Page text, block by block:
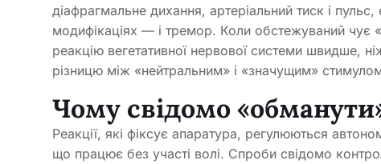
діафрагмальне дихання, артеріальний тиск і
модифікаціях — і тремор. Коли обстежуваний чує
реакцію вегетативної нервової системи швидше,
різницю між «нейтральним» і «значущим»
Чому свідомо
Реакції, які фіксує апаратура, регулюються
що працює без участі волі. Спроби свідомо